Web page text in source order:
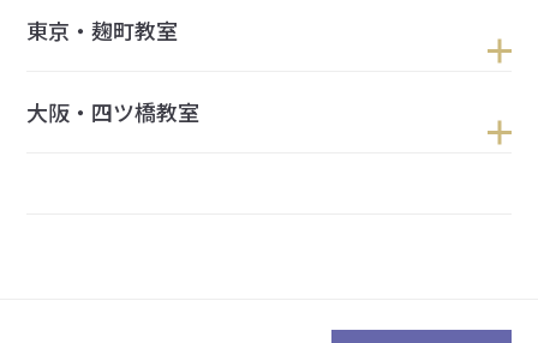
東京・麹町教室
大阪・四ツ橋教室